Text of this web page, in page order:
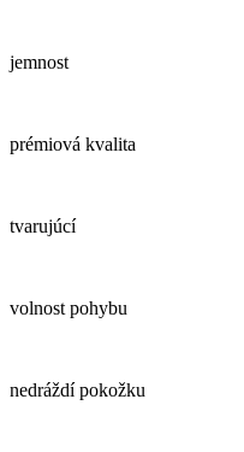
jemnost
prémiová kvalita
tvarujúcí
volnost pohybu
nedráždí pokožku